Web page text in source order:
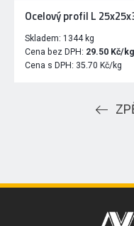
Ocelový profil L
Skladem: 1344 kg
Cena bez DPH: 29.50 Kč/kg
Cena s DPH: 35.70 Kč/kg